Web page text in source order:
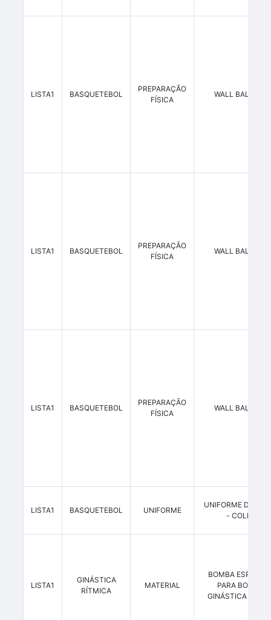
LISTA1 BASQUETEBOL
PREPARAÇÃO
FÍSICA
WALL BALL 4
LISTA1 BASQUETEBOL
PREPARAÇÃO
FÍSICA
WALL BALL 6 KG
LISTA1 BASQUETEBOL
PREPARAÇÃO
FÍSICA
WALL BALL 8 KG
LISTA1 BASQUETEBOL UNIFORME
UNIFORME DE
- COLETE
LISTA1
GINÁSTICA
RÍTMICA
MATERIAL
BOMBA
PARA BOLA DE
GINÁSTICA